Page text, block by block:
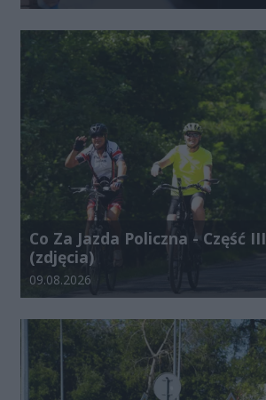
Co Za Jazda Policzna - Część III
(zdjęcia)
Data dodania galerii:
09.08.2026